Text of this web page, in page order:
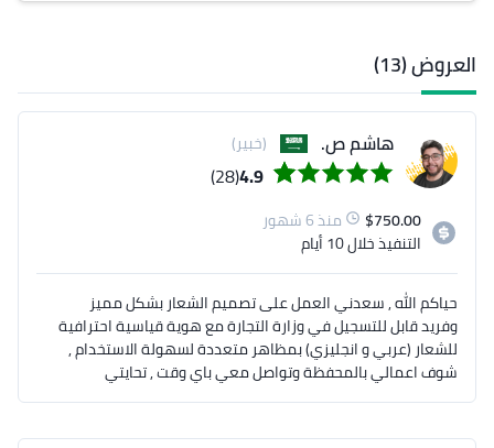
العروض (13)
هاشم ص. (خبير)
4.9
(28)
$750.00
منذ 6 شهور
التنفيذخلال 10 أيام
حياكم الله , سعدني العمل على تصميم الشعار بشكل مميز
وفريد قابل للتسجيل في وزارة التجارة مع هوية قياسية احترافية
للشعار (عربي و انجليزي) بمظاهر متعددة لسهولة الاستخدام ,
شوف اعمالي بالمحفظة وتواصل معي باي وقت , تحايتي